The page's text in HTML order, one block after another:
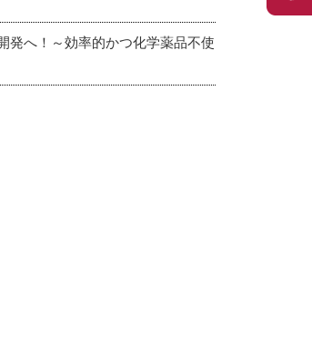
発へ！～効率的かつ化学薬品不使